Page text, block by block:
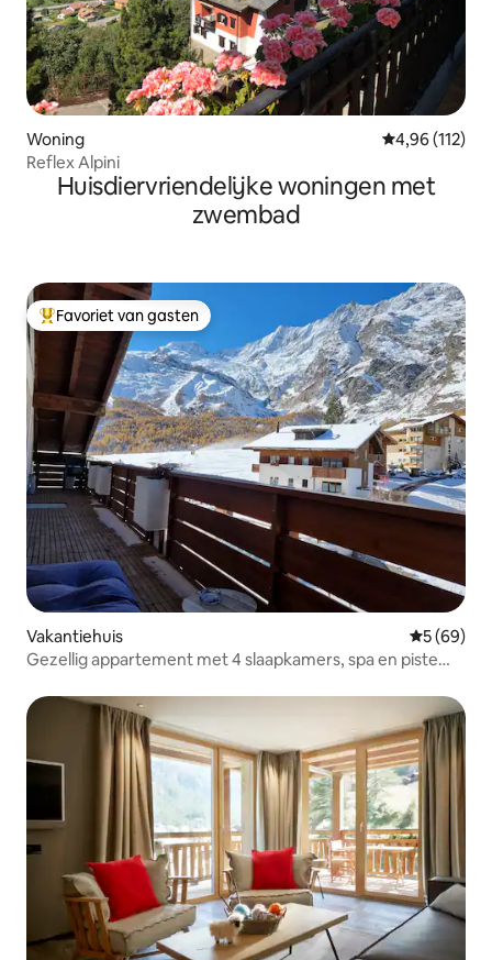
Woning Gemiddelde
4,96 (112)
Reflex Alpini
Huisdiervriendelijke woningen met
zwembad
Topfavoriet van gasten
Favoriet van gasten
Vakantiehuis
5 (69)
Gezellig appartement met 4 slaapkamers, spa en piste